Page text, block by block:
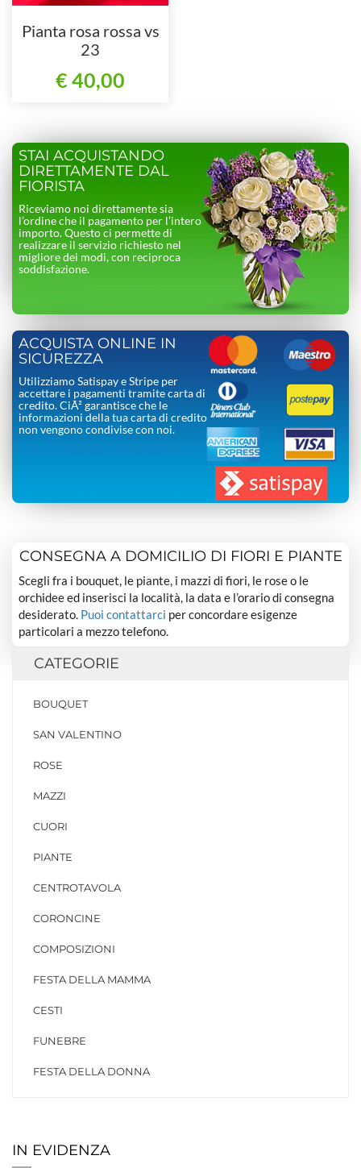
Pianta rosa rossa vs
23
€ 40,00
STAI ACQUISTANDO
DIRETTAMENTE DAL
FIORISTA
Riceviamo noi direttamente sia
l’ordine che il pagamento per l’intero
importo. Questo ci permette di
realizzare il servizio richiesto nel
migliore dei modi, con reciproca
soddisfazione.
ACQUISTA ONLINE IN
SICUREZZA
Utilizziamo Satispay e Stripe per
accettare i pagamenti tramite carta di
credito. CiÃ² garantisce che le
informazioni della tua carta di credito
non vengono condivise con noi.
CONSEGNA A DOMICILIO DI FIORI E PIANTE
Scegli fra i bouquet, le piante, i mazzi di fiori, le rose o le
orchidee ed inserisci la località, la data e l’orario di consegna
desiderato. Puoi contattarci per concordare esigenze
particolari a mezzo telefono.
CATEGORIE
BOUQUET
SAN VALENTINO
ROSE
MAZZI
CUORI
PIANTE
CENTROTAVOLA
CORONCINE
COMPOSIZIONI
FESTA DELLA MAMMA
CESTI
FUNEBRE
FESTA DELLA DONNA
IN EVIDENZA